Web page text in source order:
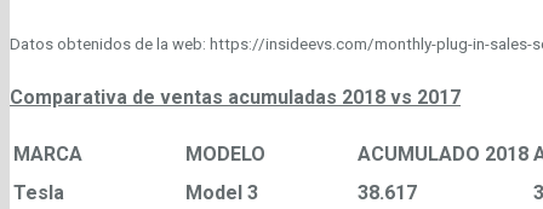
Datos obtenidos de la web: https://insideevs.com/monthly-plug-in-sales-
Comparativa de ventas acumuladas 2018 vs 2017
MARCA MODELO ACUMULADO 2018
Tesla
Model 3 38.617